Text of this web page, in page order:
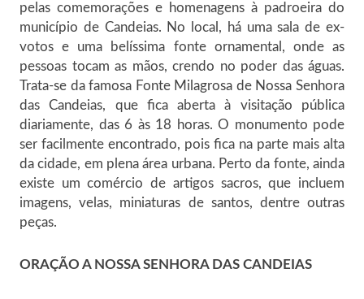
pelas comemorações e homenagens à padroeira do
município de Candeias. No local, há uma sala de ex-
votos e uma belíssima fonte ornamental, onde as
pessoas tocam as mãos, crendo no poder das águas.
Trata-se da famosa Fonte Milagrosa de Nossa Senhora
das Candeias, que fica aberta à visitação pública
diariamente, das 6 às 18 horas. O monumento pode
ser facilmente encontrado, pois fica na parte mais alta
da cidade, em plena área urbana. Perto da fonte, ainda
existe um comércio de artigos sacros, que incluem
imagens, velas, miniaturas de santos, dentre outras
peças.
ORAÇÃO A NOSSA SENHORA DAS CANDEIAS